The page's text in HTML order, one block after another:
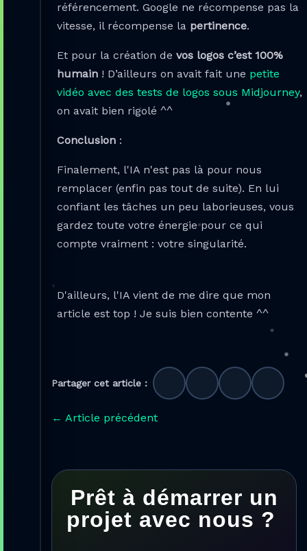
référencement. Google ne récompense pas la
vitesse, il récompense la pertinence.
Et pour la création de vos logos c’est 100%
humain ! D’ailleurs on avait fait une petite
vidéo avec des tests de logos sous Midjourney,
on avait bien rigolé ^^
Conclusion :
Finalement, l'IA n'est pas là pour nous
remplacer (enfin pas tout de suite). En lui
confiant les tâches un peu laborieuses, vous
gardez toute votre énergie pour ce qui
compte vraiment : votre singularité.
D'ailleurs, l'IA vient de me dire que mon
article est top ! Je suis bien contente ^^
Partager cet article :
← Article précédent
Prêt à démarrer un
projet avec nous ?